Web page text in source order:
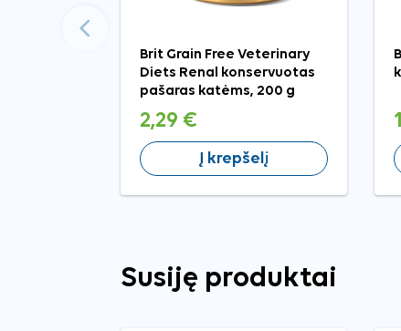
Brit Grain Free Veterinary
Diets Renal konservuotas
pašaras katėms, 200 g
2,29 €
Į krepšelį
Ankstesnis
Susiję produktai